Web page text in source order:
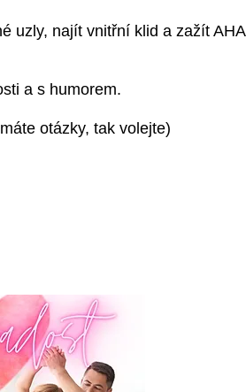
uzly, najít vnitřní klid a zažít AHA
a s humorem.
otázky, tak volejte)